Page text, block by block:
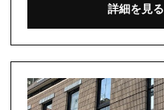
詳細を見る